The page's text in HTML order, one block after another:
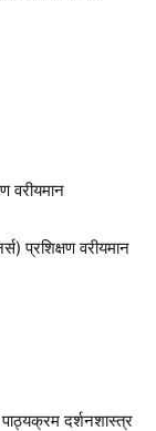
वरीयमान
प्रशिक्षण वरीयमान
दर्शनशास्त्र